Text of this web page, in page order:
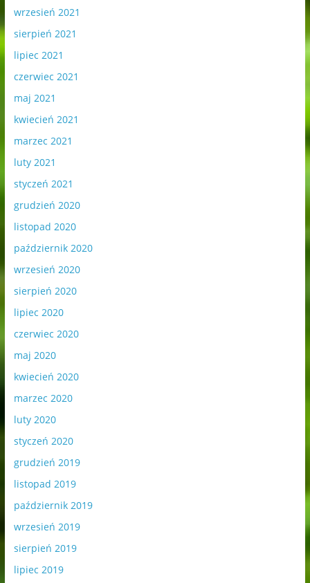
wrzesień 2021
sierpień 2021
lipiec 2021
czerwiec 2021
maj 2021
kwiecień 2021
marzec 2021
luty 2021
styczeń 2021
grudzień 2020
listopad 2020
październik 2020
wrzesień 2020
sierpień 2020
lipiec 2020
czerwiec 2020
maj 2020
kwiecień 2020
marzec 2020
luty 2020
styczeń 2020
grudzień 2019
listopad 2019
październik 2019
wrzesień 2019
sierpień 2019
lipiec 2019